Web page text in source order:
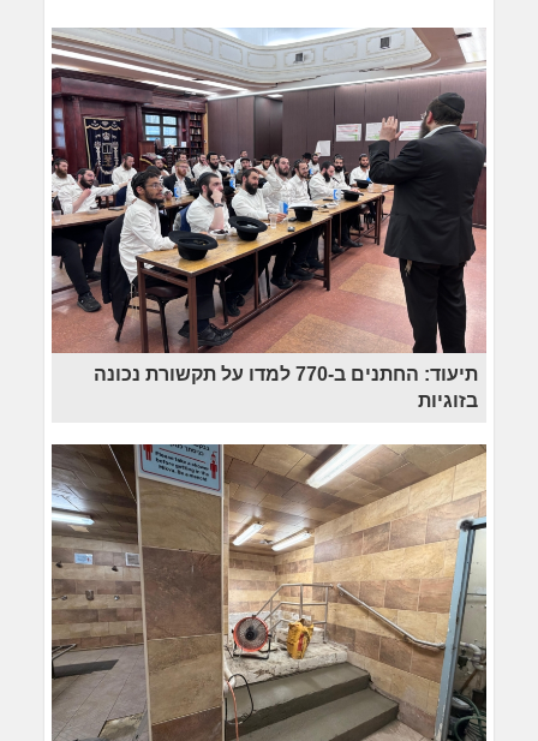
תיעוד: החתנים ב-770 למדו על תקשורת נכונה
בזוגיות